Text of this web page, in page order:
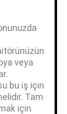
veya
bu iş için
Tam
için